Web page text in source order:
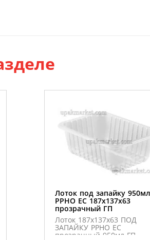
Лоток под запайку 950мл
PPHO EC 187х137х63
прозрачный ГП
Лоток 187х137х63 ПОД
ЗАПАЙКУ PPHO EC
прозрачный 950мл ГП